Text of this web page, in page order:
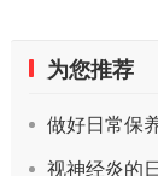
为您推荐
做好日常保
视神经炎的